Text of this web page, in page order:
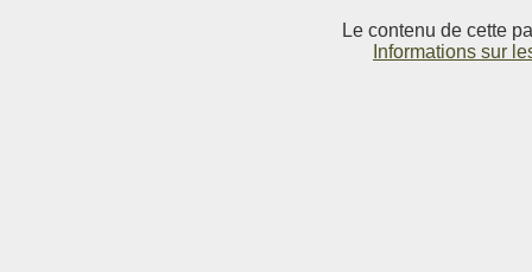
Le contenu de cette
Informations sur